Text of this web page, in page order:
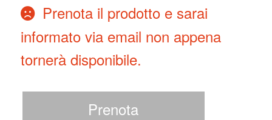
Prenota il prodotto e sarai
informato via email non appena
tornerà disponibile.
Prenota